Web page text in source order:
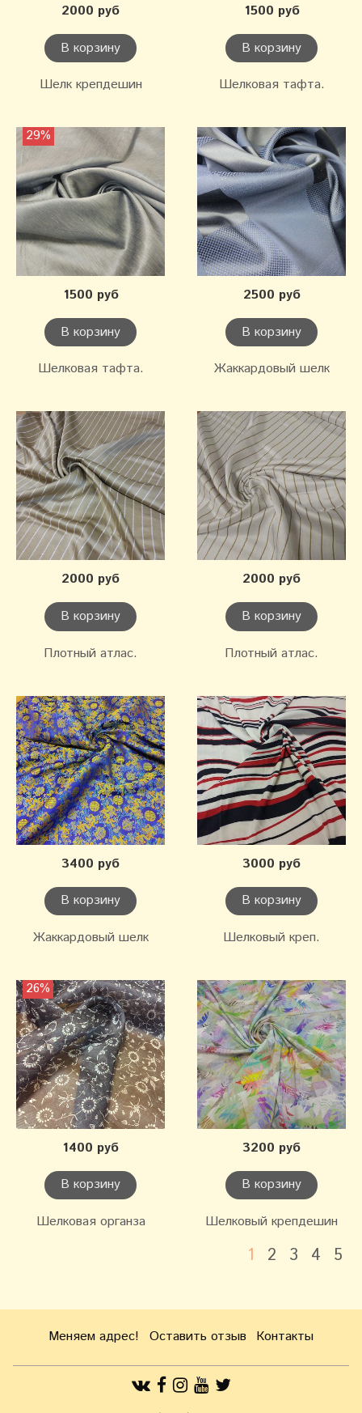
2000 руб
В корзину
Шелк крепдешин
1500 руб
В корзину
Шелковая тафта.
29%
1500 руб
В корзину
Шелковая тафта.
2500 руб
В корзину
Жаккардовый шелк
2000 руб
В корзину
Плотный атлас.
2000 руб
В корзину
Плотный атлас.
3400 руб
В корзину
Жаккардовый шелк
3000 руб
В корзину
Шелковый креп.
26%
1400 руб
В корзину
Шелковая органза
3200 руб
В корзину
Шелковый крепдешин
1 2 3 4 5
Меняем адрес! Оставить отзыв Контакты